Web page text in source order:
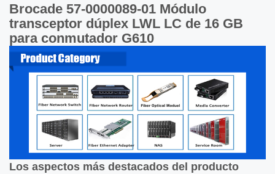
Brocade 57-0000089-01 Módulo
transceptor dúplex LWL LC de 16 GB
para conmutador G610
Los aspectos más destacados del producto